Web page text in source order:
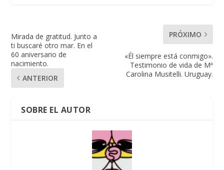
Mirada de gratitud. Junto a
ti buscaré otro mar. En el
60 aniversario de
nacimiento.
ANTERIOR
PRÓXIMO
«Él siempre está conmigo».
Testimonio de vida de Mª
Carolina Musitelli. Uruguay.
SOBRE EL AUTOR